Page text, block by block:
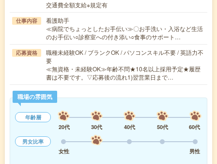
交通費全額支給※規定有
仕事内容
看護助手
≪病院でちょっとしたお手伝い≫〇お手洗い・入浴など生活
のお手伝い○診察室への付き添い○食事のサポート…
応募資格
職種未経験OK / ブランクOK / パソコンスキル不要 / 英語力不
要
≪無資格・未経験OK≫年齢不問★10名以上採用予定★履歴
書は不要です。▽応募後の流れ1)翌営業日まで…
職場の雰囲気
年齢層
20代
30代 40代 50代
60代
男女比率
女性
男性